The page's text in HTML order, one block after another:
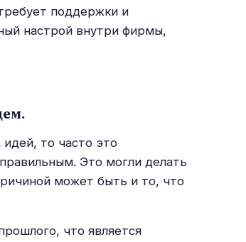
поддержки и
настрой внутри фирмы,
то часто это
Это могли делать
может быть и то, что
что является